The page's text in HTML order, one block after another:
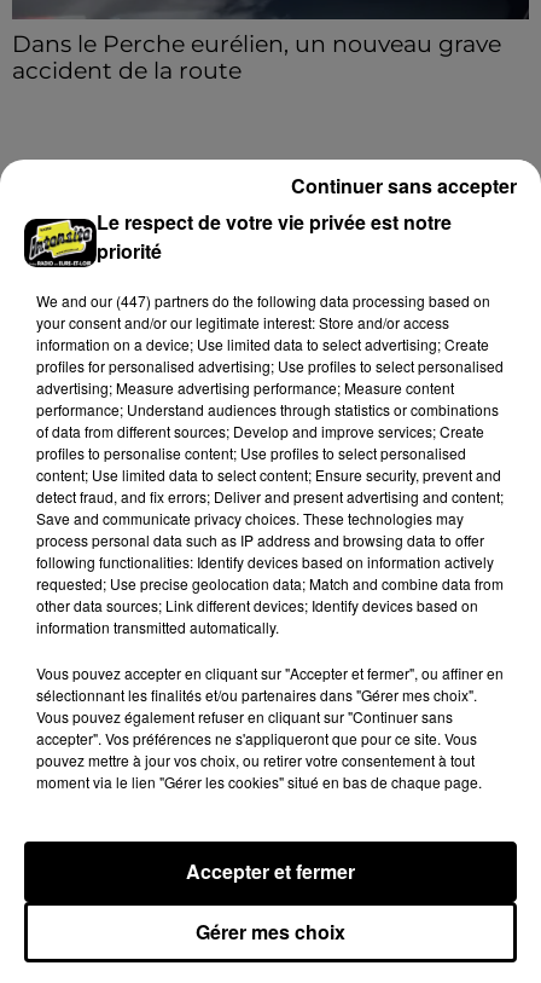
Dans le Perche eurélien, un nouveau grave
accident de la route
Voir plus
L'EFS a besoin de vous
Les collectes de sang restent en tension en Eure-et-
Loir, avec de nombreux créneaux à réserver.
LE GRAND FORMAT Voir plus
Le respect de votre vie privée est notre
priorité
We and our (447) partnersdo the following data processing based on
your consent and/or our legitimate interest: Store and/or access
information on a device; Use limited data to select advertising; Create
profiles for personalised advertising; Use profiles to select personalised
advertising; Measure advertising performance; Measure content
performance; Understand audiences through statistics or combinations
of data from different sources; Develop and improve services; Create
profiles to personalise content; Use profiles to select personalised
content; Use limited data to select content; Ensure security, prevent and
detect fraud, and fix errors; Deliver and present advertising and content;
Save and communicate privacy choices. These technologies may
process personal data such as IP address and browsing data to offer
following functionalities: Identify devices based on information actively
requested; Use precise geolocation data; Match and combine data from
other data sources; Link different devices; Identify devices based on
information transmitted automatically.
Vous pouvez accepter en cliquant sur "Accepter et fermer", ou affiner en
sélectionnant les finalités et/ou partenaires dans "Gérer mes choix".
Vous pouvez également refuser en cliquant sur "Continuer sans
accepter". Vos préférences ne s'appliqueront que pour ce site. Vous
pouvez mettre à jour vos choix, ou retirer votre consentement à tout
moment via le lien "Gérer les cookies" situé en bas de chaque page.
Gérer mes choix
Accepter et fermer
Continuer sans accepter